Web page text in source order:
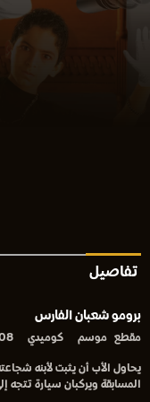
تفاصيل
برومو شعبان الفارس
مقطع موسم كوميدي
يحاول الأب أن يثبت لأبنه
المسابقة ويركبان سيارة تتجه